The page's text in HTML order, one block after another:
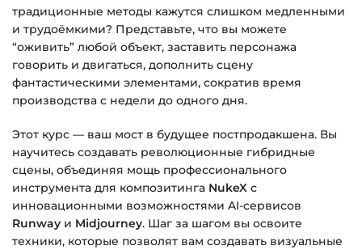
традиционные методы кажутся слишком медленными
и трудоёмкими? Представьте, что вы можете
“оживить” любой объект, заставить персонажа
говорить и двигаться, дополнить сцену
фантастическими элементами, сократив время
производства с недели до одного дня.
Этот курс — ваш мост в будущее постпродакшена. Вы
научитесь создавать революционные гибридные
сцены, объединяя мощь профессионального
инструмента для композитинга NukeX с
инновационными возможностями AI-сервисов
Runway и Midjourney. Шаг за шагом вы освоите
техники, которые позволят вам создавать визуальные